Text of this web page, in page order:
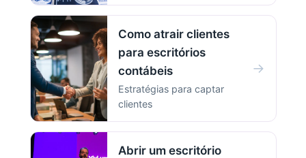
Como atrair clientes
para escritórios
contábeis
Estratégias para captar
clientes
→
Abrir um escritório